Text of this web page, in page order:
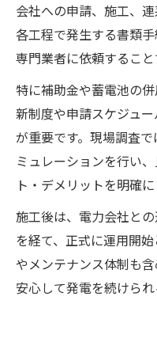
会社への申請、施工、
各工程で発生する書類
専門業者に依頼すること
特に補助金や蓄電池の
新制度や申請スケジュ
が重要です。現場調査
ミュレーションを行い
ト・デメリットを明確に
施工後は、電力会社と
を経て、正式に運用開
やメンテナンス体制も
安心して発電を続けら